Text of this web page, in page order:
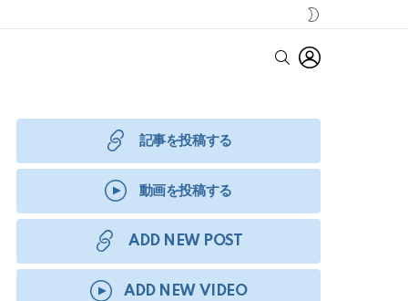
SKIN
SEARCH
記事を投稿する
動画を投稿する
ADD NEW POST
ADD NEW VIDEO